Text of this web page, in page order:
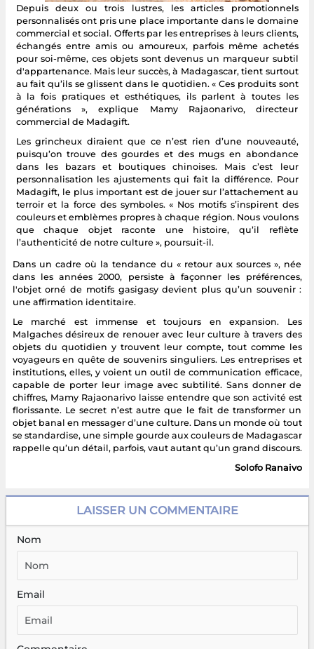
Depuis deux ou trois lustres, les articles promotionnels
personnalisés ont pris une place importante dans le domaine
commercial et social. Offerts par les entreprises à leurs clients,
échangés entre amis ou amoureux, parfois même achetés
pour soi-même, ces objets sont devenus un marqueur subtil
d'appartenance. Mais leur succès, à Madagascar, tient surtout
au fait qu’ils se glissent dans le quotidien. « Ces produits sont
à la fois pratiques et esthétiques, ils parlent à toutes les
générations », explique Mamy Rajaonarivo, directeur
commercial de Madagift.
Les grincheux diraient que ce n’est rien d’une nouveauté,
puisqu’on trouve des gourdes et des mugs en abondance
dans les bazars et boutiques chinoises. Mais c’est leur
personnalisation les ajustements qui fait la différence. Pour
Madagift, le plus important est de jouer sur l’attachement au
terroir et la force des symboles. « Nos motifs s’inspirent des
couleurs et emblèmes propres à chaque région. Nous voulons
que chaque objet raconte une histoire, qu’il reflète
l’authenticité de notre culture », poursuit-il.
Dans un cadre où la tendance du « retour aux sources », née
dans les années 2000, persiste à façonner les préférences,
l'objet orné de motifs gasigasy devient plus qu’un souvenir :
une affirmation identitaire.
Le marché est immense et toujours en expansion. Les
Malgaches désireux de renouer avec leur culture à travers des
objets du quotidien y trouvent leur compte, tout comme les
voyageurs en quête de souvenirs singuliers. Les entreprises et
institutions, elles, y voient un outil de communication efficace,
capable de porter leur image avec subtilité. Sans donner de
chiffres, Mamy Rajaonarivo laisse entendre que son activité est
florissante. Le secret n’est autre que le fait de transformer un
objet banal en messager d’une culture. Dans un monde où tout
se standardise, une simple gourde aux couleurs de Madagascar
rappelle qu’un détail, parfois, vaut autant qu’un grand discours.
Solofo Ranaivo
LAISSER UN COMMENTAIRE
Nom
Email